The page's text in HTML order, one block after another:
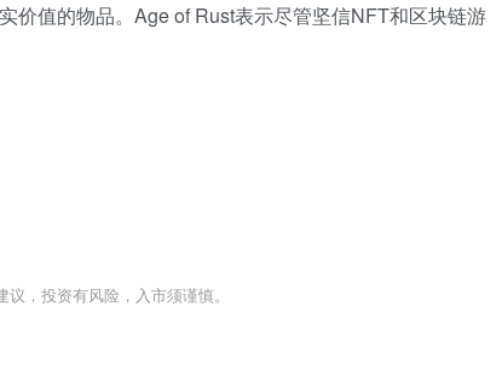
价值的物品。Age of Rust表示尽管坚信NFT和区块链游
，投资有风险，入市须谨慎。